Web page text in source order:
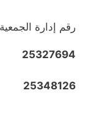
رقم إدارة
25327694
25348126